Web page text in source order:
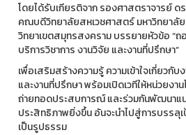
โดยได้รับเกียรติจาก รองศาสตราจารย์
คณบดีวิทยาลัยสหเวชศาสตร์ มหาวิทยาลั
วิทยาเขตสมุทรสงคราม บรรยายหัวข้อ “ถ
บริการวิชาการ งานวิจัย และงานที่ปรึกษา”
เพื่อเสริมสร้างความรู้ ความเข้าใจเกี่ยวกับ
และงานที่ปรึกษา พร้อมเปิดเวทีให้หน่วยงา
ถ่ายทอดประสบการณ์ และร่วมกันพัฒนาแน
ประสิทธิภาพยิ่งขึ้น อันจะนำไปสู่การบรรลุ
เป็นรูปธรรม